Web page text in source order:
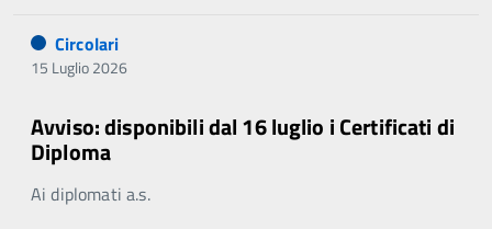
Circolari
15 Luglio 2026
Avviso: disponibili dal 16 luglio i Certificati di
Diploma
Ai diplomati a.s.